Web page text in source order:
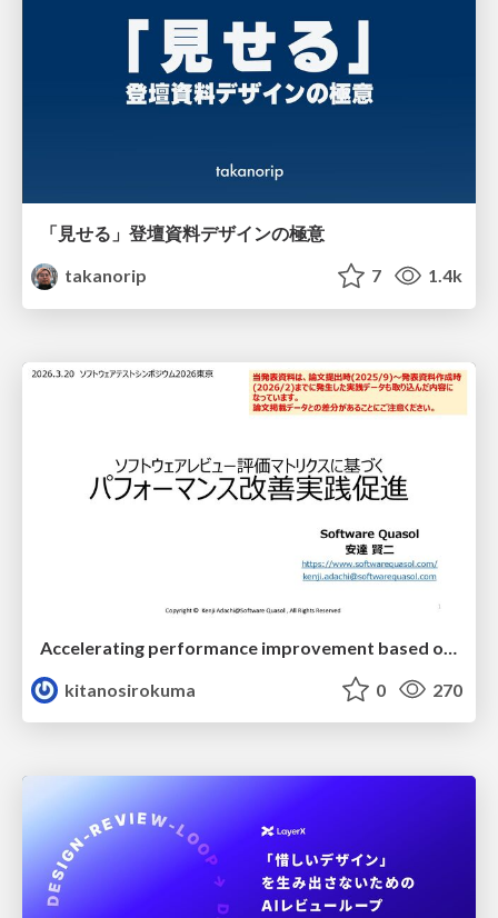
「見せる」登壇資料デザインの極意
takanorip
7 1.4k
kitanosirokuma
0 270